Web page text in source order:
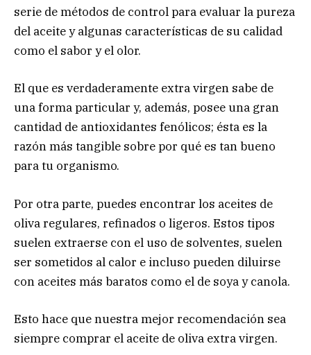
serie de métodos de control para evaluar la pureza
del aceite y algunas características de su calidad
como el sabor y el olor.
El que es verdaderamente extra virgen sabe de
una forma particular y, además, posee una gran
cantidad de antioxidantes fenólicos; ésta es la
razón más tangible sobre por qué es tan bueno
para tu organismo.
Por otra parte, puedes encontrar los aceites de
oliva regulares, refinados o ligeros. Estos tipos
suelen extraerse con el uso de solventes, suelen
ser sometidos al calor e incluso pueden diluirse
con aceites más baratos como el de soya y canola.
Esto hace que nuestra mejor recomendación sea
siempre comprar el aceite de oliva extra virgen.